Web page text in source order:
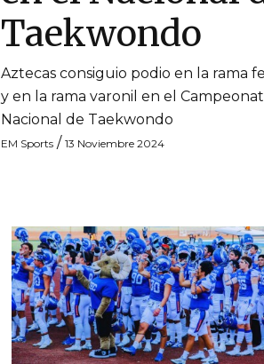
Taekwondo
Aztecas consiguio podio en la rama
y en la rama varonil en el
Nacional de Taekwondo
EM Sports / 13 Noviembre 2024